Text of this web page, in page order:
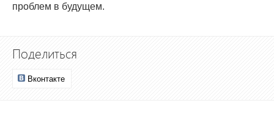
проблем в будущем.
Поделиться
Вконтакте